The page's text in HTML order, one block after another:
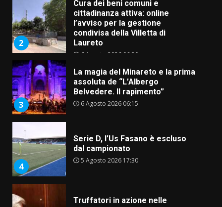
2
condivisa della Villetta di
Laureto
6 Agosto 2026 06:20
3
La magia del Minareto e la prima
assoluta de “L’Albergo
6 Agosto 2026 06:15
4
5